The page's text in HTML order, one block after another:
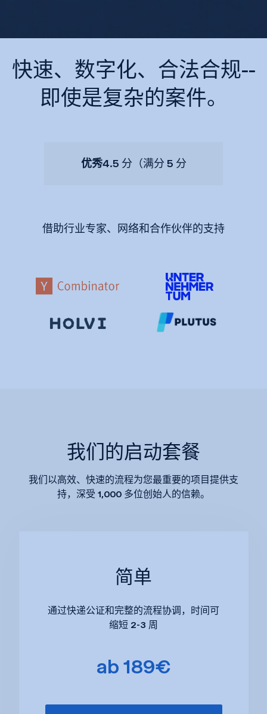
快速、数字化、合法合规--
即使是复杂的案件。
优秀4.5 分（满分 5 分
借助行业专家、网络和合作伙伴的支持
我们的启动套餐
我们以高效、快速的流程为您最重要的项目提供支
持，深受 1,000 多位创始人的信赖。
简单
通过快递公证和完整的流程协调，时间可
缩短 2-3 周
ab 189€